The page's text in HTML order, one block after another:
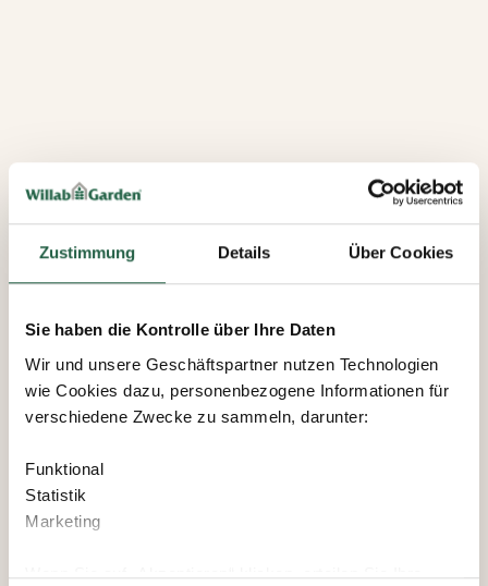
Zustimmung Details Über Cookies
Sie haben die Kontrolle über Ihre Daten
Wir und unsere Geschäftspartner nutzen Technologien
wie Cookies dazu, personenbezogene Informationen für
verschiedene Zwecke zu sammeln, darunter:
Funktional
Statistik
Marketing
Wenn Sie auf „Akzeptieren“ klicken, erteilen Sie Ihre